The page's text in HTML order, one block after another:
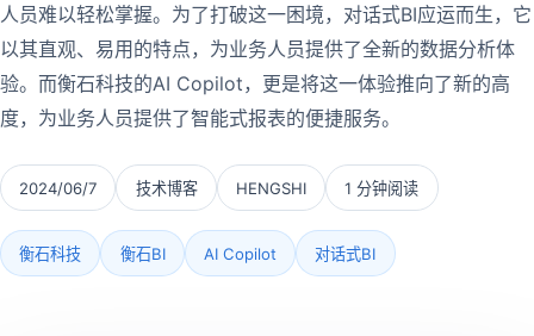
人员难以轻松掌握。为了打破这一困境，对话式BI应运而生，它
以其直观、易用的特点，为业务人员提供了全新的数据分析体
验。而衡石科技的AI Copilot，更是将这一体验推向了新的高
度，为业务人员提供了智能式报表的便捷服务。
2024/06/7 技术博客 HENGSHI 1 分钟阅读
衡石科技 衡石BI AI Copilot 对话式BI